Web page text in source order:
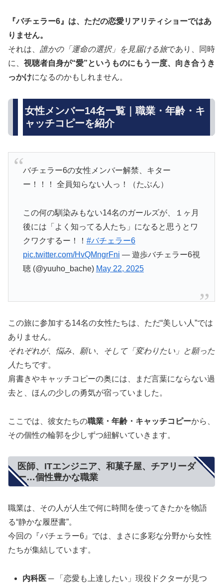
『バチェラー6』は、ただの恋愛リアリティショーではあ
りません。
それは、 誰かの「運命の選択」を見届ける旅であり、同時
に、 視聴者自身が“愛”というものにもう一度、向き合うき
っかけになるのかもしれません。
女性メンバー14名一覧｜職業・年齢・キ
ャッチコピーを紹介
バチェラー6の女性メンバー解禁、キター
ー！！！ 全員知らない人っ！（たぶん）
この何の馴染みもない14名のガールズが、１ヶ月
後には「よく知ってる人たち」になると思うとワ
クワクするー！！ #バチェラー6
pic.twitter.com/HvQMngrFni — 遊歩バチェラー6視
聴 (@yuuho_bache) May 22, 2025
この旅に参加する14名の女性たちは、ただ“美しい人”では
ありません。
それぞれが、悩み、願い、そして「変わりたい」と願った
人 たちです。
肩書きやキャッチコピーの奥には、まだ言葉にならない過
去と、ほんの少しの勇気が宿っていました。
ここでは、彼女たちの職業・年齢・キャッチコピーから、
その個性の輪郭を少しずつ紐解いていきます。
医師、ITエンジニア、和菓子屋、チアリーダ
ー…個性豊かな職業
職業は、その人が人生で何に時間を使ってきたかを物語
る“静かな履歴書”。
今回の『バチェラー6』では、まさに多彩な分野から女性
たちが集結しています。
内科医 ─ 「恋愛も上達したい」現役ドクターが見つ